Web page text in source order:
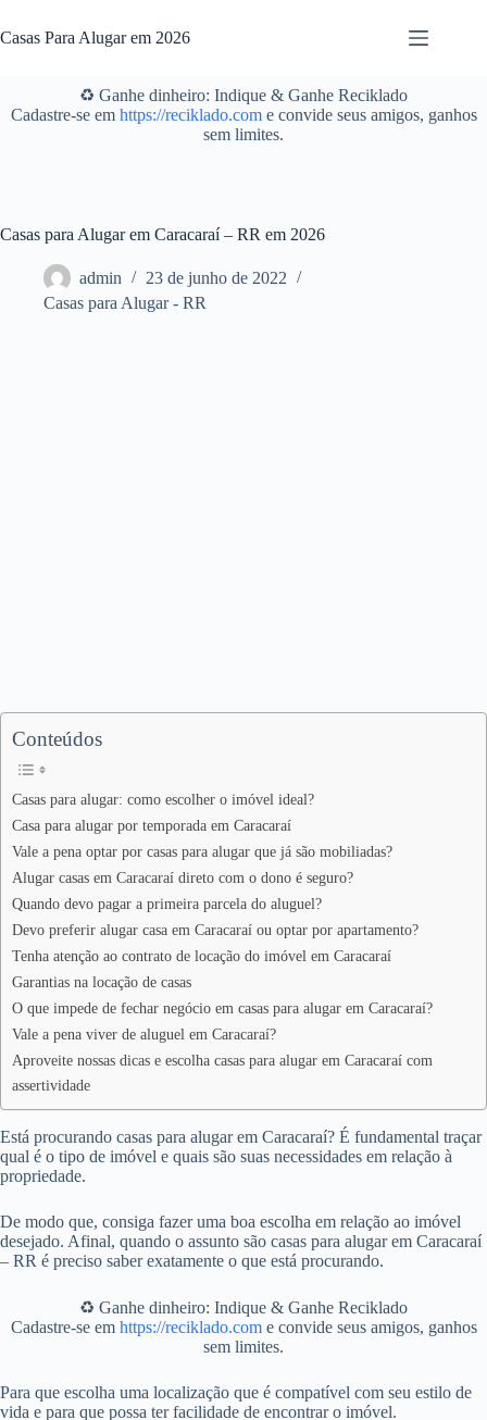
para
o
Casas Para Alugar em 2026
♻️ Ganhe dinheiro: Indique & Ganhe Reciklado
Cadastre-se em https://reciklado.come convide seus amigos, ganhos
sem limites.
Casas para Alugar em Caracaraí – RR em 2026
admin
23 de junho de 2022
Casas para Alugar - RR
Conteúdos
Casas para alugar: como escolher o imóvel ideal?
Casa para alugar por temporada em Caracaraí
Vale a pena optar por casas para alugar que já são mobiliadas?
Alugar casas em Caracaraí direto com o dono é seguro?
Quando devo pagar a primeira parcela do aluguel?
Devo preferir alugar casa em Caracaraí ou optar por apartamento?
Tenha atenção ao contrato de locação do imóvel em Caracaraí
Garantias na locação de casas
O que impede de fechar negócio em casas para alugar em Caracaraí?
Vale a pena viver de aluguel em Caracaraí?
Aproveite nossas dicas e escolha casas para alugar em Caracaraí com
assertividade
Está procurando casas para alugar em Caracaraí? É fundamental traçar
qual é o tipo de imóvel e quais são suas necessidades em relação à
propriedade.
De modo que, consiga fazer uma boa escolha em relação ao imóvel
desejado. Afinal, quando o assunto são casas para alugar em Caracaraí
– RR é preciso saber exatamente o que está procurando.
♻️ Ganhe dinheiro: Indique & Ganhe Reciklado
Cadastre-se em https://reciklado.come convide seus amigos, ganhos
sem limites.
Para que escolha uma localização que é compatível com seu estilo de
vida e para que possa ter facilidade de encontrar o imóvel.